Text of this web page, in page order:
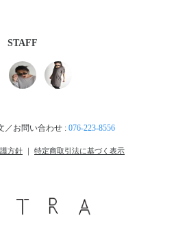
STAFF
／お問い合わせ : 076-223-8556
方針 ｜ 特定商取引法に基づく表示